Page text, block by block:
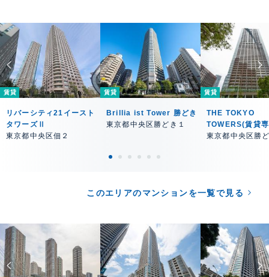
賃貸
リバーシティ21イースト
タワーズⅡ
東京都中央区佃２
賃貸
Brillia ist Tower 勝どき
東京都中央区勝どき１
賃貸
THE TOKYO
TOWERS(賃貸
東京都中央区勝
このエリアのマンションを一覧で見る